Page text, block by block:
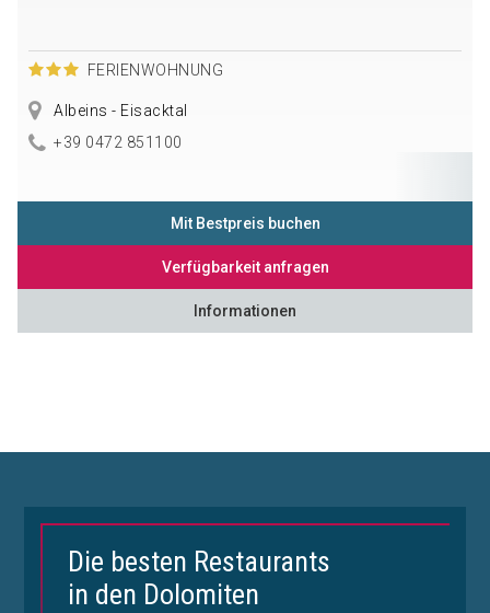
FERIENWOHNUNG
Albeins - Eisacktal
+39 0472 851100
Mit Bestpreis buchen
Verfügbarkeit anfragen
Informationen
Die besten Restaurants
in den Dolomiten